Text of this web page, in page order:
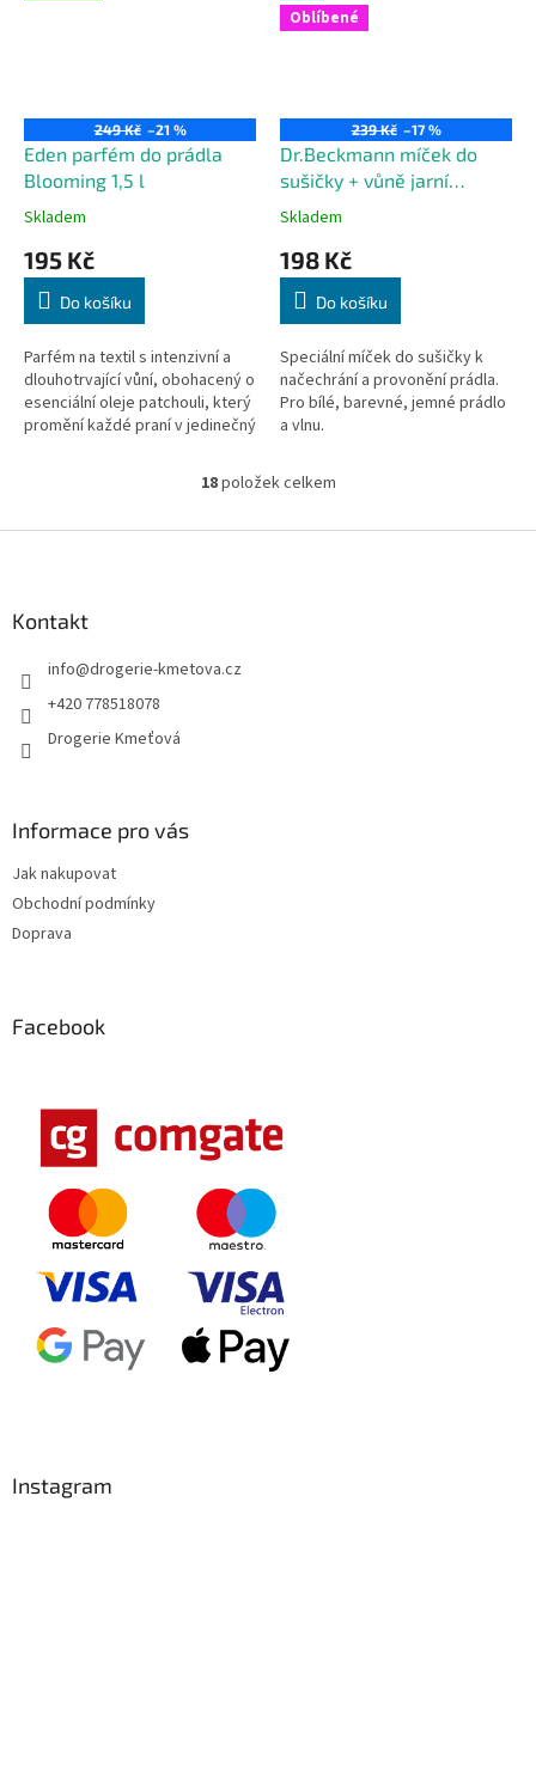
249 Kč –21 %
Eden parfém do prádla
Blooming 1,5 l
Skladem
195 Kč
Do košíku
Parfém na textil s intenzivní a
dlouhotrvající vůní, obohacený o
esenciální oleje patchouli, který
promění každé praní v jedinečný
Oblíbené
239 Kč –17 %
Dr.Beckmann míček do
sušičky + vůně jarní
svěžest 50 ml zdarma
Skladem
198 Kč
Do košíku
Speciální míček do sušičky k
načechrání a provonění prádla.
Pro bílé, barevné, jemné prádlo
a vlnu.
O
l
18položek celkem
Kontakt
info@drogerie-kmetova.cz
+420 778518078
Drogerie Kmeťová
Informace pro vás
Jak nakupovat
Obchodní podmínky
Doprava
Facebook
Instagram